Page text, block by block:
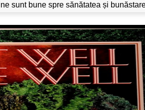
sunt bune spre sănătatea și